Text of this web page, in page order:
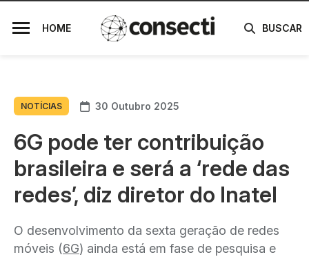
HOME BUSCAR
NOTÍCIAS 30 Outubro 2025
6G pode ter contribuição
brasileira e será a ‘rede das
redes’, diz diretor do Inatel
O desenvolvimento da sexta geração de redes
móveis (6G) ainda está em fase de pesquisa e